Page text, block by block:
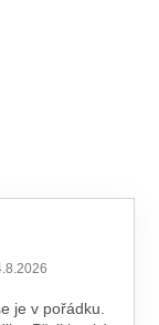
obchodu je 5 z 5
je v pořádku.